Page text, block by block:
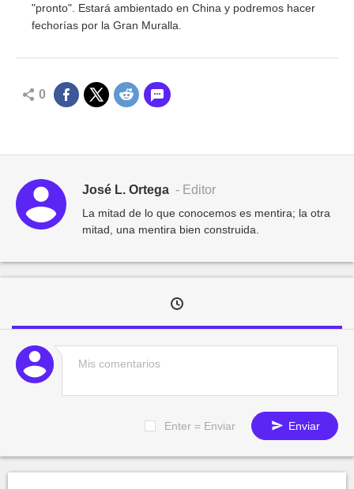
"pronto". Estará ambientado en China y podremos hacer
fechorías por la Gran Muralla.
0
José L. Ortega - Editor
La mitad de lo que conocemos es mentira; la otra
mitad, una mentira bien construida.
Enter = Enviar Enviar